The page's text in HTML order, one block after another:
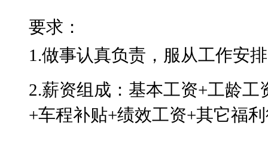
要求：
1.做事认真负责，服从工作安
2.薪资组成：基本工资+工龄
+车程补贴+绩效工资+其它福